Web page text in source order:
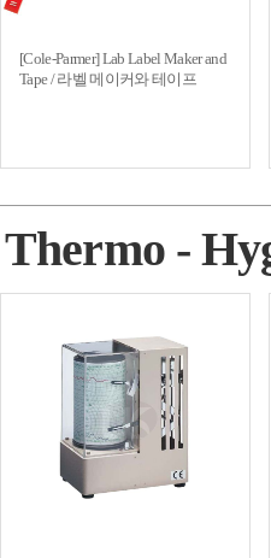
[Cole-Parmer] Lab Label Maker and
Tape / 라벨 메이커와 테이프
Thermo -